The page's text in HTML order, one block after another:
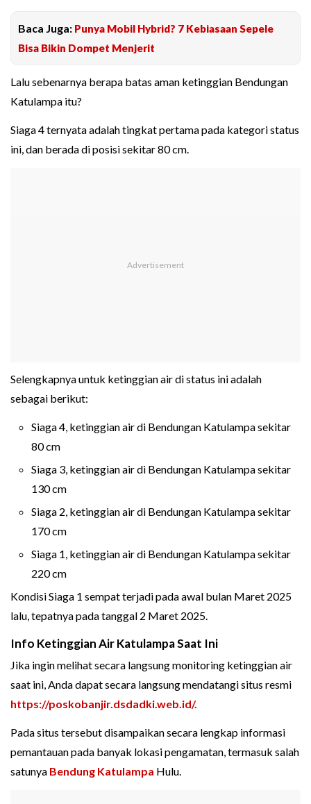
Baca Juga: Punya Mobil Hybrid? 7 Kebiasaan Sepele
Bisa Bikin Dompet Menjerit
Lalu sebenarnya berapa batas aman ketinggian Bendungan
Katulampa itu?
Siaga 4 ternyata adalah tingkat pertama pada kategori status
ini, dan berada di posisi sekitar 80 cm.
Selengkapnya untuk ketinggian air di status ini adalah
sebagai berikut:
Siaga 4, ketinggian air di Bendungan Katulampa sekitar
80 cm
Siaga 3, ketinggian air di Bendungan Katulampa sekitar
130 cm
Siaga 2, ketinggian air di Bendungan Katulampa sekitar
170 cm
Siaga 1, ketinggian air di Bendungan Katulampa sekitar
220 cm
Kondisi Siaga 1 sempat terjadi pada awal bulan Maret 2025
lalu, tepatnya pada tanggal 2 Maret 2025.
Info Ketinggian Air Katulampa Saat Ini
Jika ingin melihat secara langsung monitoring ketinggian air
saat ini, Anda dapat secara langsung mendatangi situs resmi
https://poskobanjir.dsdadki.web.id/.
Pada situs tersebut disampaikan secara lengkap informasi
pemantauan pada banyak lokasi pengamatan, termasuk salah
satunya Bendung Katulampa Hulu.